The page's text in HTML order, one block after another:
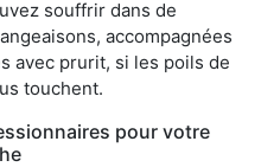
souffrir dans de
accompagnées
avec prurit, si les poils de
touchent.
pour votre